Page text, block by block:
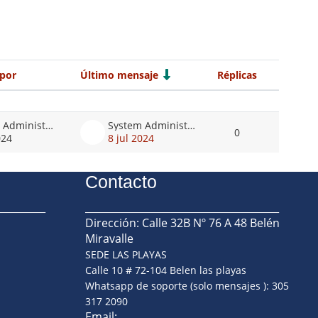
Último mensaje
Réplicas
Acciones
System Administrator
System Administrator
8 jul 2024
0
Contacto
Dirección: Calle 32B Nº 76 A 48 Belén
Miravalle
SEDE LAS PLAYAS
Calle 10 # 72-104 Belen las playas
Whatsapp de soporte (solo mensajes ): 305
317 2090